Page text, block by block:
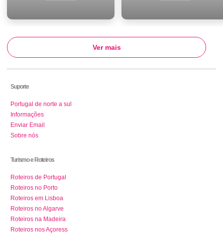
Ver mais
Suporte
Portugal de norte a sul
Informações
Enviar Email
Sobre nós
Turismo e Roteiros
Roteiros de Portugal
Roteiros no Porto
Roteiros em Lisboa
Roteiros no Algarve
Roteiros na Madeira
Roteiros nos Açoress